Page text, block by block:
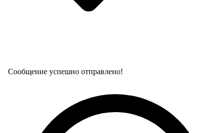
Сообщение успешно отправлено!